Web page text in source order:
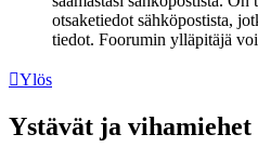
otsaketiedot sähköpostista,
tiedot. Foorumin ylläpitäjä
Ylös
Ystävät ja vihamiehet